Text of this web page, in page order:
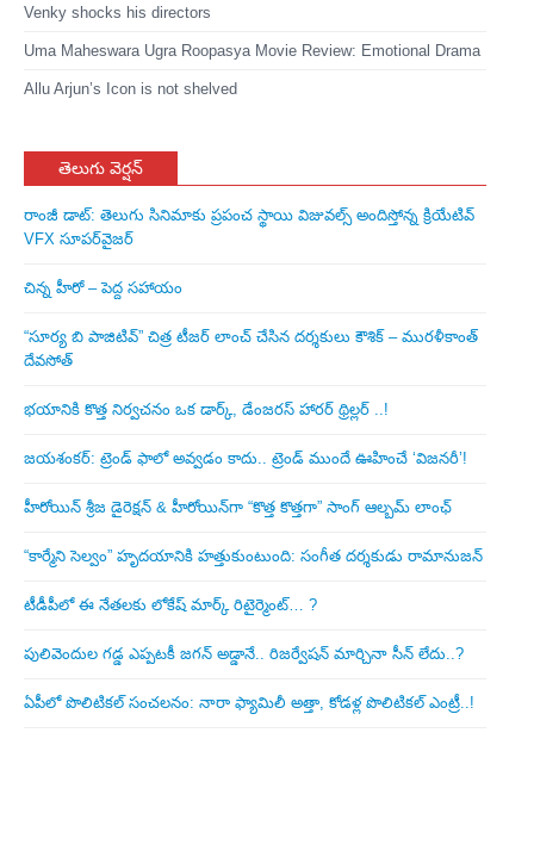
Venky shocks his directors
Uma Maheswara Ugra Roopasya Movie Review: Emotional Drama
Allu Arjun’s Icon is not shelved
తెలుగు వెర్షన్
రాంజీ డాట్: తెలుగు సినిమాకు ప్రపంచ స్థాయి విజువల్స్ అందిస్తోన్న క్రియేటివ్
VFX సూపర్‌వైజర్
చిన్న హీరో – పెద్ద సహాయం
“సూర్య బి పాజిటివ్” చిత్ర టీజర్ లాంచ్ చేసిన‌ దర్శకులు కౌశిక్ – మురళీకాంత్
దేవసోత్
భయానికి కొత్త నిర్వచనం ఒక డార్క్, డేంజరస్ హారర్ థ్రిల్లర్ ..!
జయశంకర్: ట్రెండ్‌ ఫాలో అవ్వడం కాదు.. ట్రెండ్‌ ముందే ఊహించే ‘విజనరీ’!
హీరోయిన్ శ్రీజ డైరెక్ష‌న్ & హీరోయిన్‌గా “కొత్త కొత్తగా” సాంగ్ ఆల్బమ్ లాంఛ్
“కార్మేని సెల్వం” హృదయానికి హత్తుకుంటుంది: సంగీత దర్శకుడు రామానుజన్
టీడీపీలో ఈ నేత‌ల‌కు లోకేష్ మార్క్ రిటైర్మెంట్‌… ?
పులివెందుల గ‌డ్డ ఎప్ప‌ట‌కీ జ‌గ‌న్ అడ్డానే.. రిజ‌ర్వేష‌న్ మార్చినా సీన్ లేదు..?
ఏపీలో పొలిటిక‌ల్ సంచ‌ల‌నం: నారా ఫ్యామిలీ అత్తా, కోడ‌ళ్ల పొలిటికల్ ఎంట్రీ..!